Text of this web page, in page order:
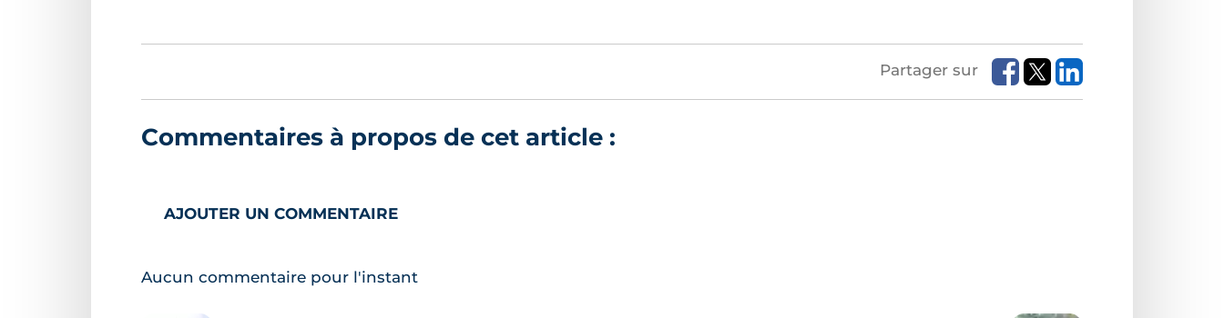
Partager sur
Commentaires à propos de cet article :
AJOUTER UN COMMENTAIRE
Aucun commentaire pour l'instant